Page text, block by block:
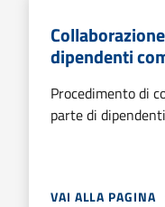
dipendenti
Procedimento di
parte di
VAI ALLA PAGINA